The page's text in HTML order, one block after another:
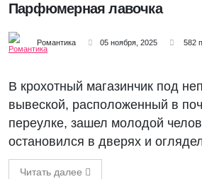
Парфюмерная лавочка
Романтика 05 ноября, 2025 582
В крохотный магазинчик под
вывеской, расположенный в
переулке, зашел молодой
остановился в дверях и
Читать далее